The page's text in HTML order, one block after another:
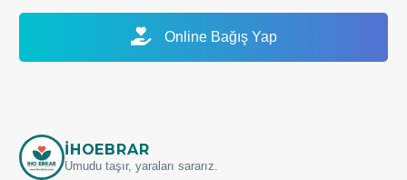
Online Bağış Yap
IHOEBRAR
Umudu taşır, yaraları sararız.